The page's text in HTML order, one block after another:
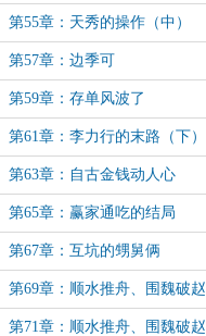
来上海调查军统？
第55章：天秀的操作（中）
第57章：边季可
第59章：存单风波了
第61章：李力行的末路（下）
第63章：自古金钱动人心
第65章：赢家通吃的结局
第67章：互坑的甥舅俩
第69章：顺水推舟、围魏破赵
（1）
第71章：顺水推舟、围魏破赵